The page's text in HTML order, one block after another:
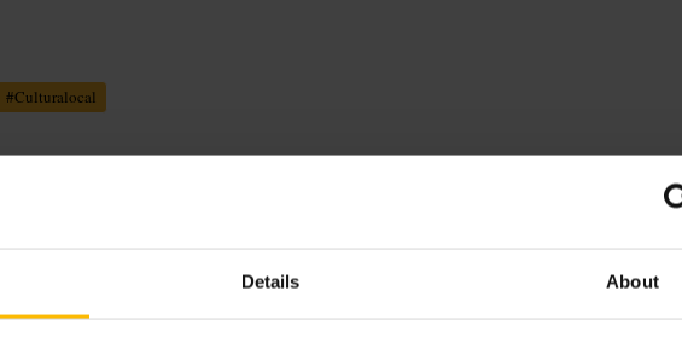
Details About
#Culturalocal
y montaje con pocos
algunos espectáculos. No es una
contemporáneas.